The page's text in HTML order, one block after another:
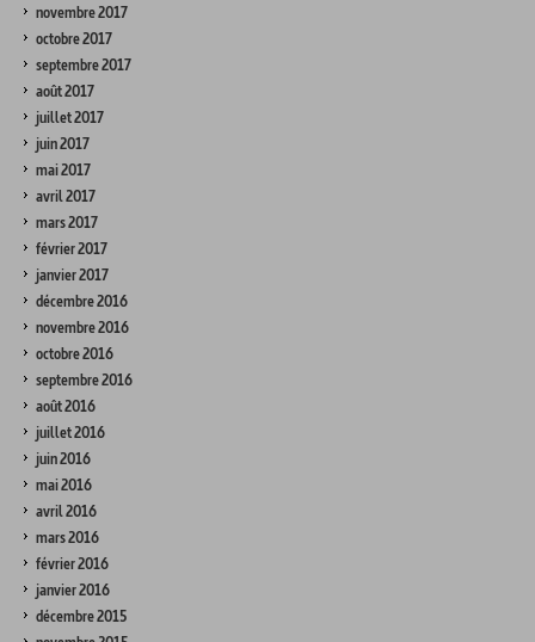
novembre 2017
octobre 2017
septembre 2017
août 2017
juillet 2017
juin 2017
mai 2017
avril 2017
mars 2017
février 2017
janvier 2017
décembre 2016
novembre 2016
octobre 2016
septembre 2016
août 2016
juillet 2016
juin 2016
mai 2016
avril 2016
mars 2016
février 2016
janvier 2016
décembre 2015